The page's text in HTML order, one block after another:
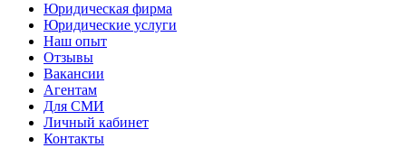
Юридическая фирма
Юридические услуги
Наш опыт
Отзывы
Вакансии
Агентам
Для СМИ
Личный кабинет
Контакты